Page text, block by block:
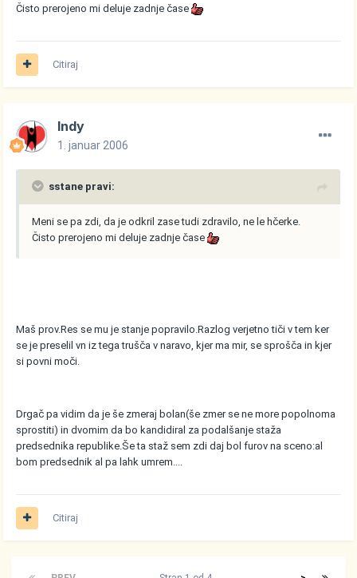
Čisto prerojeno mi deluje zadnje čase
Citiraj
Indy
1. januar 2006
sstane pravi:
Meni se pa zdi, da je odkril zase tudi zdravilo, ne le hčerke.
Čisto prerojeno mi deluje zadnje čase
Maš prov.Res se mu je stanje popravilo.Razlog verjetno tiči v tem ker
se je preselil vn iz tega trušča v naravo, kjer ma mir, se sprošča in kjer
si povni moči.
Drgač pa vidim da je še zmeraj bolan(še zmer se ne more popolnoma
sprostiti) in dvomim da bo kandidiral za podalšanje staža
predsednika republike.Še ta staž sem zdi daj bol furov na sceno:al
bom predsednik al pa lahk umrem....
Citiraj